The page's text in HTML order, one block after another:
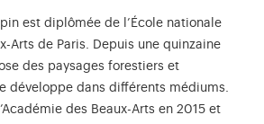
est diplômée de l’École nationale
Arts de Paris. Depuis une quinzaine
des paysages forestiers et
développe dans différents médiums.
des Beaux-Arts en 2015 et